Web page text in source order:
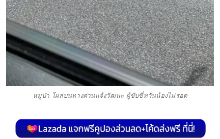
หมูป่า โผล่บนทางด่วนแจ้งวัฒนะ ผู้ขับขี่หวั่นน้องไม่รอด